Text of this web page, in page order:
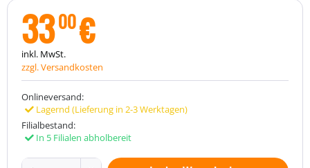
3300€
inkl. MwSt.
zzgl. Versandkosten
Onlineversand:
Lagernd (Lieferung in 2-3 Werktagen)
Filialbestand:
In 5 Filialen abholbereit